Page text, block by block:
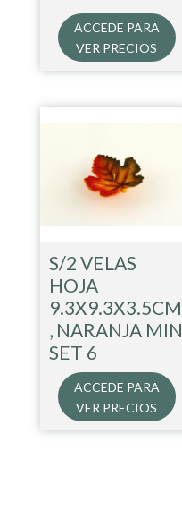
ACCEDE PARA
VER PRECIOS
S/2 VELAS
HOJA
9.3X9.3X3.5CM
, NARANJA MIN
SET 6
ACCEDE PARA
VER PRECIOS